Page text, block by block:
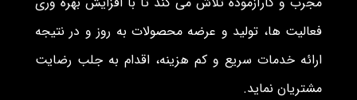
فعالیت ها، تولید و عرضه محصولات به روز و در نتیجه
ارائه خدمات سریع و کم هزینه، اقدام به جلب رضایت
مشتریان نماید.